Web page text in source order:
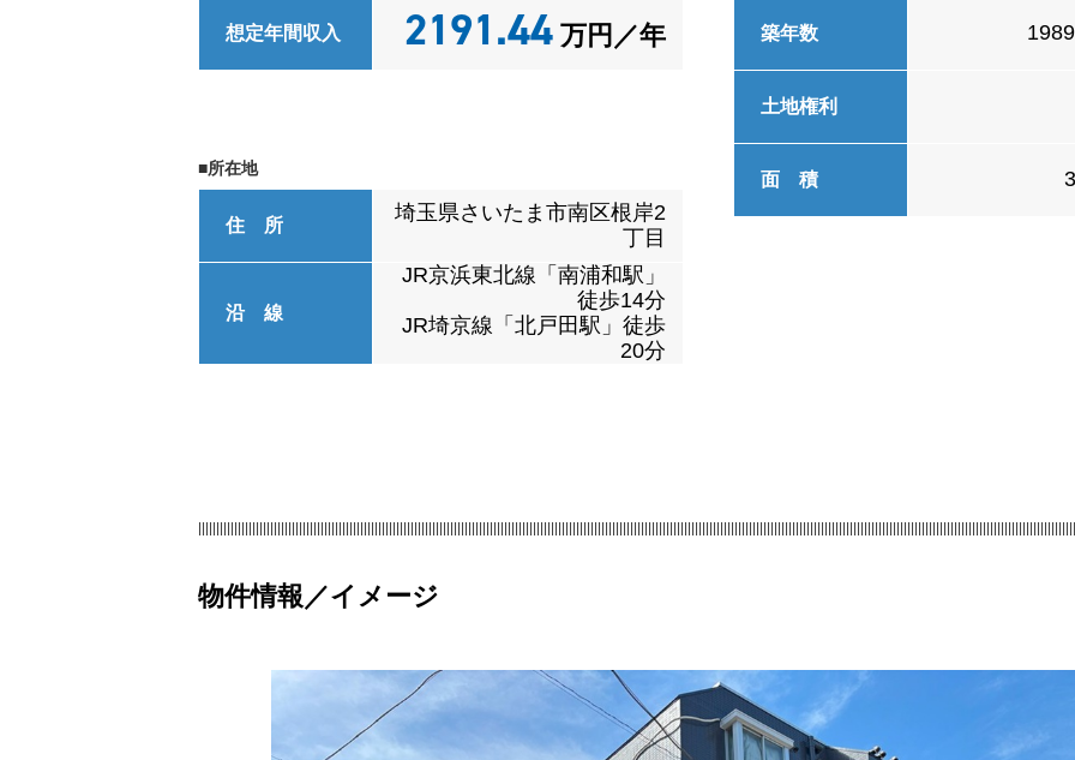
想定年間収入 2191.44 万円／年
■所在地
住 所
埼玉県さいたま市南区根岸2
丁目
沿 線
JR京浜東北線「南浦和駅」
徒歩14分
JR埼京線「北戸田駅」徒歩
20分
築年数
土地権利
面 積
物件情報／イメージ